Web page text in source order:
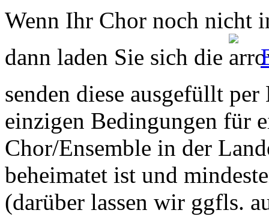
Wenn Ihr Chor noch nicht
dann laden Sie sich die
senden diese ausgefüllt
einzigen Bedingungen für
Chor/Ensemble in der
beheimatet ist und
(darüber lassen wir ggfls.